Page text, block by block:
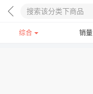
综合 销量